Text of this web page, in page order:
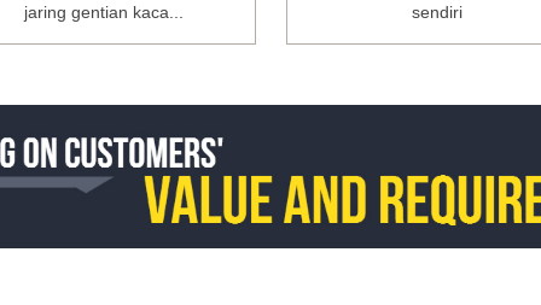
jaring gentian kaca...
sendiri